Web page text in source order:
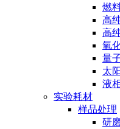
燃
高
高
氧
量
太
液
实验耗材
样品处理
研